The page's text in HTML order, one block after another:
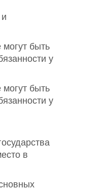
быть
у
быть
у
в